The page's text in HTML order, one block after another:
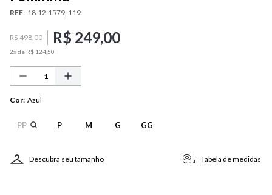
REF: 18.12.1579_119
R$498,00 R$ 249,00
2x de R$ 124 50
Cor: Azul
PP P M G GG
Descubra seu tamanho Tabela de medidas